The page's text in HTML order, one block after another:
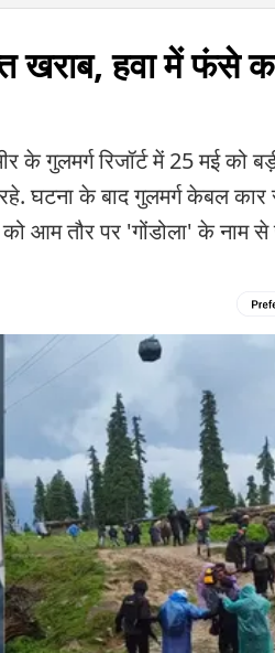
खराब, हवा में फंसे
रिजॉर्ट में 25 मई को
घटना के बाद गुलमर्ग केबल कार
आम तौर पर 'गोंडोला' के नाम से